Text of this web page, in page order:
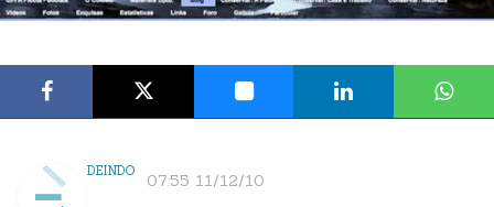
DEINDO 07:55 11/12/10